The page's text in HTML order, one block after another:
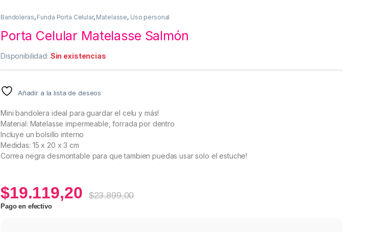
Bandoleras, Funda Porta Celular, Matelasse, Uso personal
Porta Celular Matelasse Salmón
Disponibilidad: Sin existencias
Añadir a la lista de deseos
Mini bandolera ideal para guardar el celu y más!
Material: Matelasse impermeable, forrada por dentro
Incluye un bolsillo interno
Medidas: 15 x 20 x 3 cm
Correa negra desmontable para que tambien puedas usar solo el estuche!
$19.119,20 $23.899,00
Pago en efectivo